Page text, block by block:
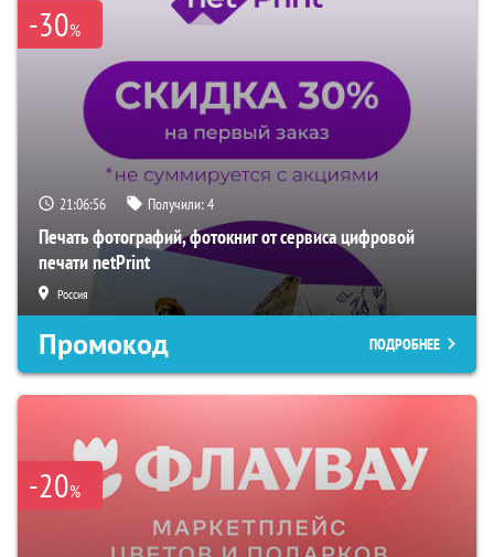
-30%
21:06:55 Получили:4
Печать фотографий, фотокниг от сервиса цифровой
печати netPrint
Россия
Промокод ПОДРОБНЕЕ
-20%